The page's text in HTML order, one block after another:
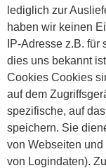
lediglich zur
haben wir keinen
IP-Adresse z.B.
dies uns bekannt
Cookies Cookies
auf dem
spezifische, auf
speichern. Sie
von Webseiten
von Logindaten).